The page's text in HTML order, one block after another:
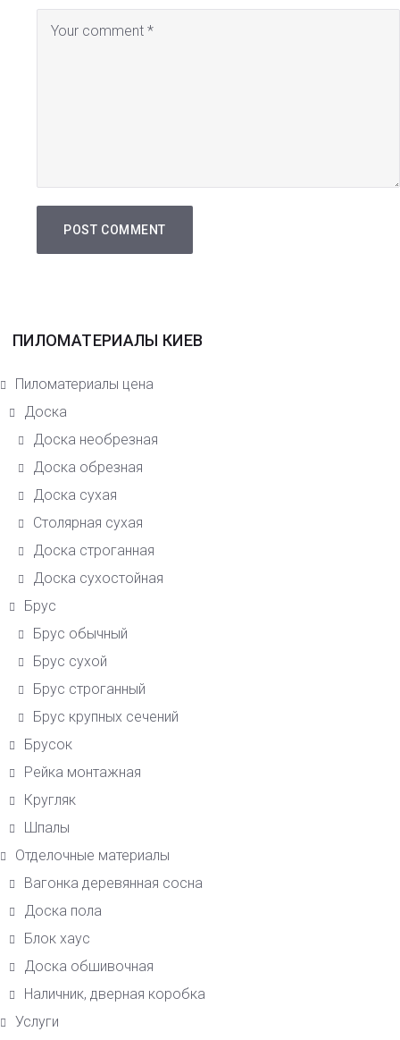
ПИЛОМАТЕРИАЛЫ КИЕВ
Пиломатериалы цена
Доска
Доска необрезная
Доска обрезная
Доска сухая
Столярная сухая
Доска строганная
Доска сухостойная
Брус
Брус обычный
Брус сухой
Брус строганный
Брус крупных сечений
Брусок
Рейка монтажная
Кругляк
Шпалы
Отделочные материалы
Вагонка деревянная сосна
Доска пола
Блок хаус
Доска обшивочная
Наличник, дверная коробка
Услуги